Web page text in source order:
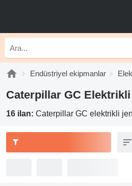
Endüstriyel ekipmanlar
Caterpillar GC
16 ilan: Caterpillar GC elektrikli